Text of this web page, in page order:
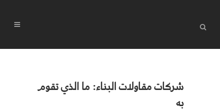
شركات مقاولات البناء: ما الذي تقوم
به